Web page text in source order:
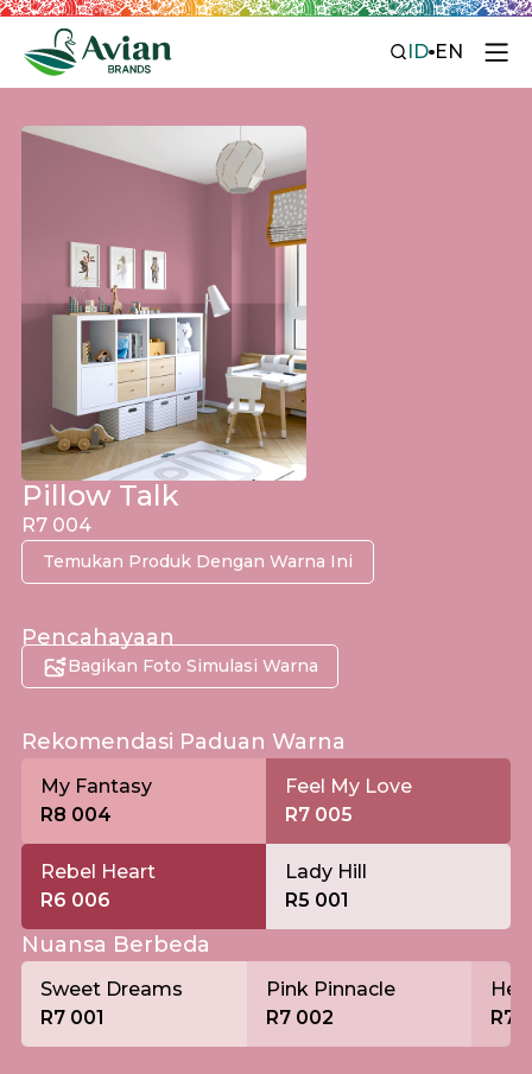
ID EN
Pillow Talk
R7 004
Temukan Produk Dengan Warna Ini
Pencahayaan
Bagikan Foto Simulasi Warna
Rekomendasi Paduan Warna
My Fantasy
R8 004
Feel My Love
R7 005
Rebel Heart
R6 006
Lady Hill
R5 001
Nuansa Berbeda
Sweet Dreams
R7 001
Pink Pinnacle
R7 002
R7